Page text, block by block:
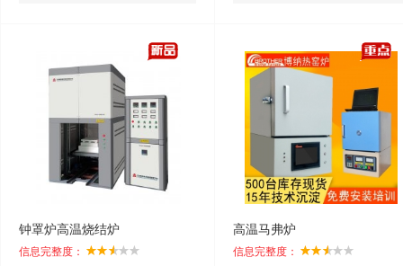
钟罩炉高温烧结炉
信息完整度：
高温马弗炉
信息完整度：